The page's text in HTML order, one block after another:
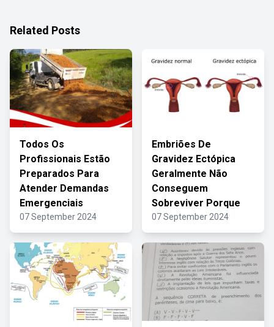
Related Posts
Todos Os
Profissionais Estão
Preparados Para
Atender Demandas
Emergenciais
07 September 2024
Embriões De
Gravidez Ectópica
Geralmente Não
Conseguem
Sobreviver Porque
07 September 2024